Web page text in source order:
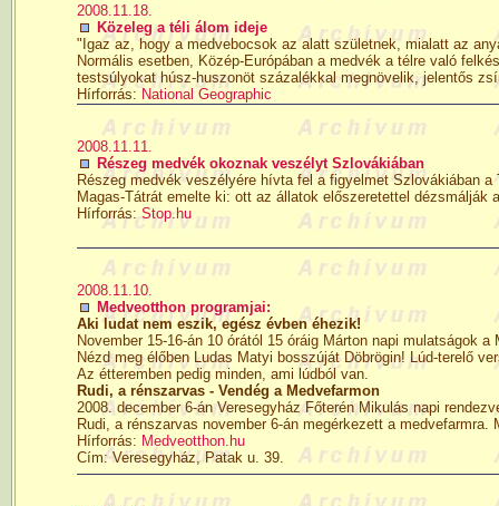
2008.11.18.
Közeleg a téli álom ideje
"Igaz az, hogy a medvebocsok az alatt születnek, mialatt az
Normális esetben, Közép-Európában a medvék a télre való
testsúlyokat húsz-huszonöt százalékkal megnövelik, jelentős
Hírforrás: National Geographic
2008.11.11.
Részeg medvék okoznak veszélyt Szlovákiában
Részeg medvék veszélyére hívta fel a figyelmet Szlovákiában
Magas-Tátrát emelte ki: ott az állatok előszeretettel dézsmálják
Hírforrás:Stop.hu
2008.11.10.
Medveotthon programjai:
Aki ludat nem eszik, egész évben éhezik!
November 15-16-án 10 órától 15 óráig Márton napi mulatságok a
Nézd meg élőben Ludas Matyi bosszúját Döbrögin! Lúd-terelő
Az étteremben pedig minden, ami lúdból van.
Rudi, a rénszarvas - Vendég a Medvefarmon
2008. december 6-án Veresegyház Főterén Mikulás napi
Rudi, a rénszarvas november 6-án megérkezett a medvefarmra.
Hírforrás: Medveotthon.hu
Cím: Veresegyház, Patak u. 39.